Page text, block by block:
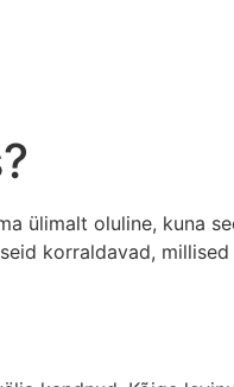
ülimalt oluline, kuna
korraldavad,